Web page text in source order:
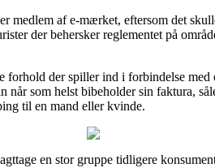
medlem af e-mærket, eftersom det
der behersker reglementet på
forhold der spiller ind i forbindelse
som helst bibeholder sin faktura,
til en mand eller kvinde.
en stor gruppe tidligere